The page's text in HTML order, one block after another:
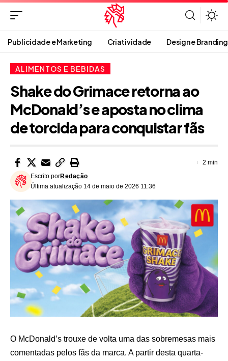
Publicidade e Marketing Criatividade Design e Branding
ALIMENTOS E BEBIDAS
Shake do Grimace retorna ao
McDonald’s e aposta no clima
de torcida para conquistar fãs
Última atualização 14 de maio de 2026 11:36
Escrito porRedação
2 min
O McDonald’s trouxe de volta uma das sobremesas mais
comentadas pelos fãs da marca. A partir desta quarta-